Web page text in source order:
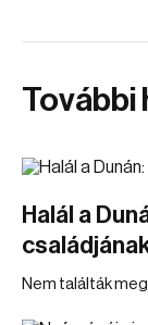
További
Halál a
Nem találták